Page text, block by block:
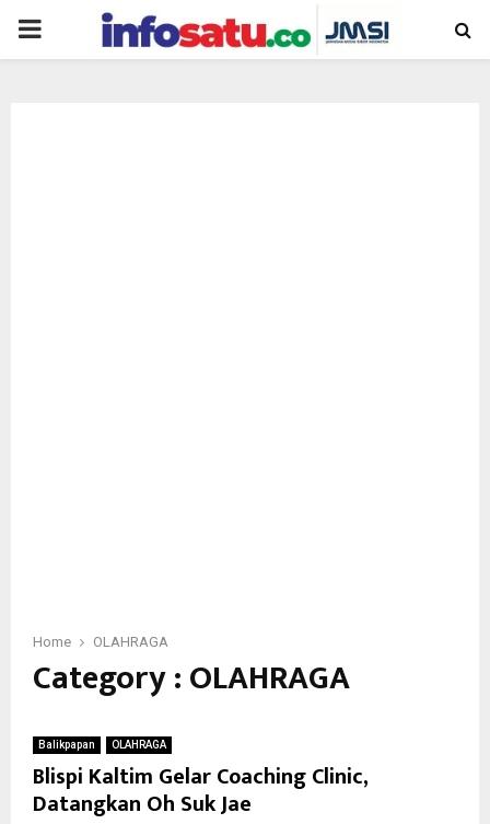
PRIMARY
Home OLAHRAGA
Category : OLAHRAGA
Balikpapan OLAHRAGA
Blispi Kaltim Gelar Coaching Clinic,
Datangkan Oh Suk Jae